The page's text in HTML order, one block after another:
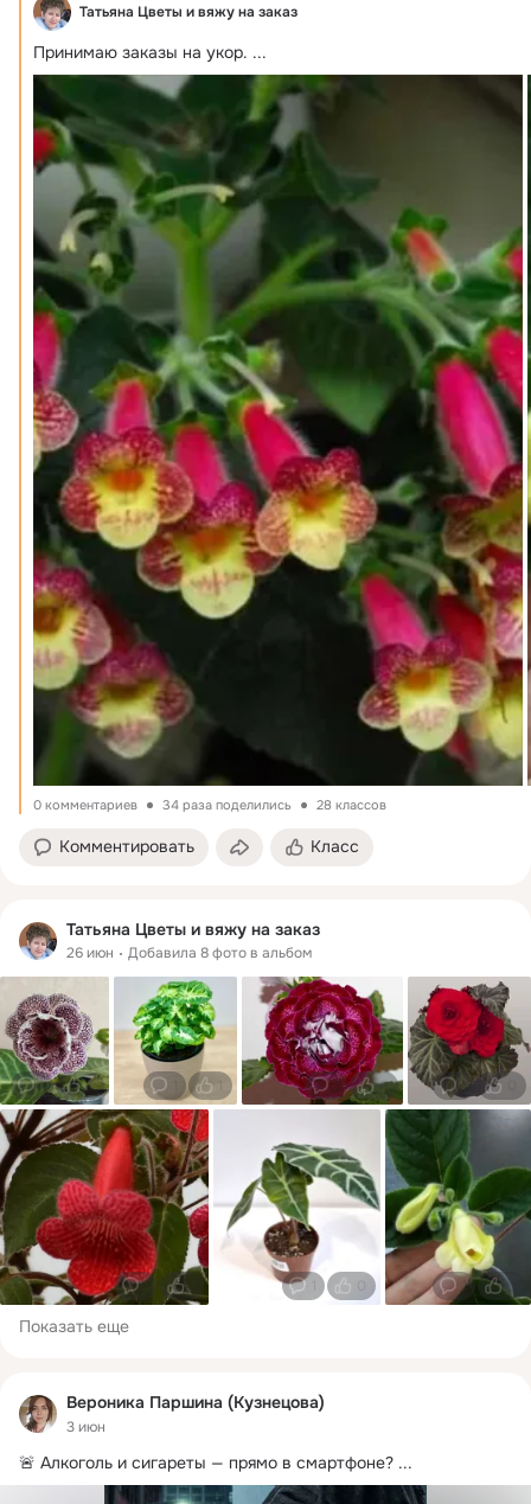
Татьяна Цветы и вяжу на заказ
Принимаю заказы на укор. ...
0 комментариев 34 раза поделились 28 классов
Комментировать Класс
Татьяна Цветы и вяжу на заказ
26 июн Добавила 8 фото в альбом
1 0 1 0 1
1 1 0 1 0
Показать еще
Вероника Паршина (Кузнецова)
3 июн
🚨 Алкоголь и сигареты — прямо в смартфоне? ...